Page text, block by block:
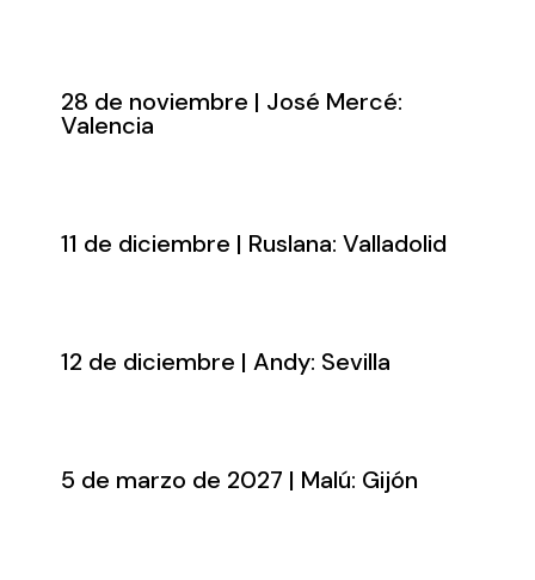
28 de noviembre | José Mercé:
Valencia
11 de diciembre | Ruslana: Valladolid
12 de diciembre | Andy: Sevilla
5 de marzo de 2027 | Malú: Gijón